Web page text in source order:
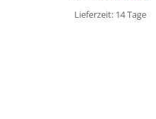
Lieferzeit: 14 Tage